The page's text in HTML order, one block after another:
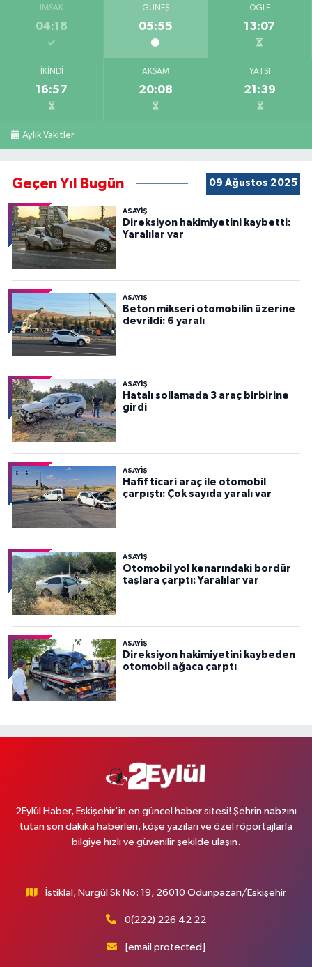
İMSAK
04:18
GÜNEŞ
05:55
ÖĞLE
13:07
İKINDI
16:57
AKŞAM
20:08
YATSI
21:39
Aylık Vakitler
Geçen Yıl Bugün 09 Ağustos 2025
ASAYİŞ
Direksiyon hakimiyetini kaybetti:
Yaralılar var
ASAYİŞ
Beton mikseri otomobilin üzerine
devrildi: 6 yaralı
ASAYİŞ
Hatalı sollamada 3 araç birbirine
girdi
ASAYİŞ
Hafif ticari araç ile otomobil
çarpıştı: Çok sayıda yaralı var
ASAYİŞ
Otomobil yol kenarındaki bordür
taşlara çarptı: Yaralılar var
ASAYİŞ
Direksiyon hakimiyetini kaybeden
otomobil ağaca çarptı
2Eylül Haber, Eskişehir’in en güncel haber sitesi! Şehrin nabzını
tutan son dakika haberleri, köşe yazıları ve özel röportajlarla
bilgiye hızlı ve güvenilir şekilde ulaşın.
İstiklal, Nurgül Sk No: 19, 26010 Odunpazarı/Eskişehir
0(222) 226 42 22
[email protected]